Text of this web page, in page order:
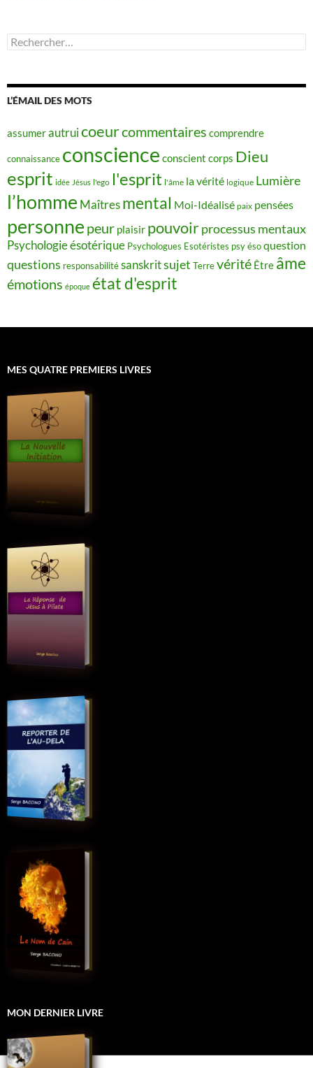
Rechercher :
L’ÉMAIL DES MOTS
assumerautruicoeurcommentaires comprendre
connaissance conscience conscient corps Dieu
esprit idée Jésus l'ego l'esprit l'âme la vérité logique Lumière
l’homme Maîtres mental Moi-Idéalisé paix pensées
personne peur plaisir pouvoirprocessus mentaux
Psychologie ésotérique Psychologues Esotéristes psy ésoquestion
questions responsabilitésanskritsujet Terrevérité Être âme
émotions époque état d'esprit
MES QUATRE PREMIERS LIVRES
MON DERNIER LIVRE